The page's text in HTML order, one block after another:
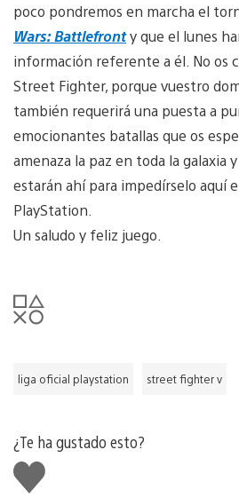
poco pondremos en marcha el
Wars: Battlefronty que el lunes
información referente a él. No os
Street Fighter, porque vuestro
también requerirá una puesta a
emocionantes batallas que os
amenaza la paz en toda la galaxia
estarán ahí para impedírselo aquí
PlayStation.
Un saludo y feliz juego.
liga oficial playstation street fighter v
¿Te ha gustado esto?
Me
gusta